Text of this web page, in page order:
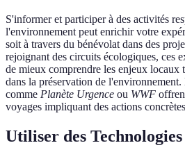
S'informer et participer à des activités
l'environnement peut enrichir votre
soit à travers du bénévolat dans des
rejoignant des circuits écologiques, ces
de mieux comprendre les enjeux locaux
dans la préservation de
comme Planète Urgence ou WWF
voyages impliquant des actions
Utiliser des